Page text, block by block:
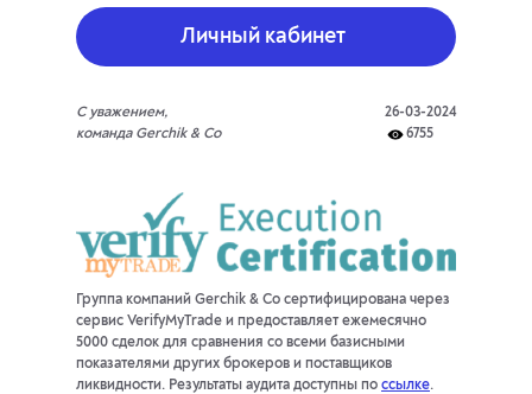
Личный кабинет
С уважением,
команда Gerchik & Co
26-03-2024
6755
Группа компаний Gerchik & Co сертифицирована через
сервис VerifyMyTrade и предоставляет ежемесячно
5000 сделок для сравнения со всеми базисными
показателями других брокеров и поставщиков
ликвидности. Результаты аудита доступны по ссылке.